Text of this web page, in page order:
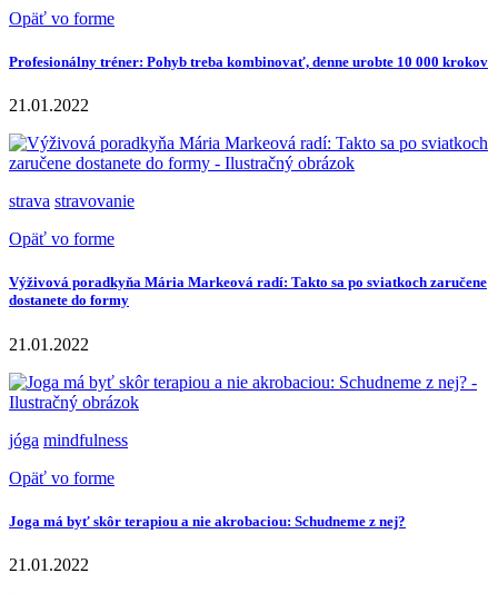
Opäť vo forme
Profesionálny tréner: Pohyb treba kombinovať, denne urobte 10 000 krokov
21.01.2022
strava stravovanie
Opäť vo forme
Výživová poradkyňa Mária Markeová radí: Takto sa po sviatkoch zaručene
dostanete do formy
21.01.2022
jóga mindfulness
Opäť vo forme
Joga má byť skôr terapiou a nie akrobaciou: Schudneme z nej?
21.01.2022